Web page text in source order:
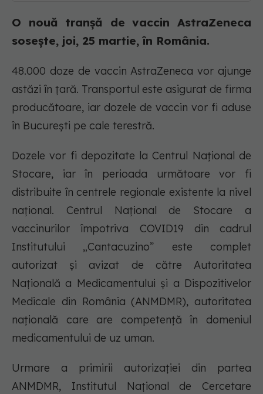
O nouă tranșă de vaccin AstraZeneca
sosește, joi, 25 martie, în România.
48.000 doze de vaccin AstraZeneca vor ajunge
astăzi în țară. Transportul este asigurat de firma
producătoare, iar dozele de vaccin vor fi aduse
în București pe cale terestră.
Dozele vor fi depozitate la Centrul Național de
Stocare, iar în perioada următoare vor fi
distribuite în centrele regionale existente la nivel
național. Centrul Național de Stocare a
vaccinurilor împotriva COVID19 din cadrul
Institutului „Cantacuzino” este complet
autorizat și avizat de către Autoritatea
Națională a Medicamentului și a Dispozitivelor
Medicale din România (ANMDMR), autoritatea
națională care are competență în domeniul
medicamentului de uz uman.
Urmare a primirii autorizației din partea
ANMDMR, Institutul Național de Cercetare